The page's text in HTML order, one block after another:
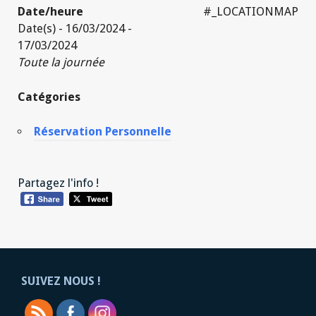
#_LOCATIONMAP
Date/heure
Date(s) - 16/03/2024 -
17/03/2024
Toute la journée
Catégories
Réservation Personnelle
Partagez l'info !
SUIVEZ NOUS !